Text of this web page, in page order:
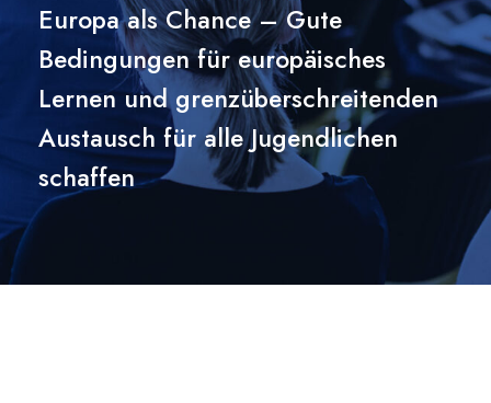
Europa als Chance – Gute
Bedingungen für europäisches
Lernen und grenzüberschreitenden
Austausch für alle Jugendlichen
schaffen